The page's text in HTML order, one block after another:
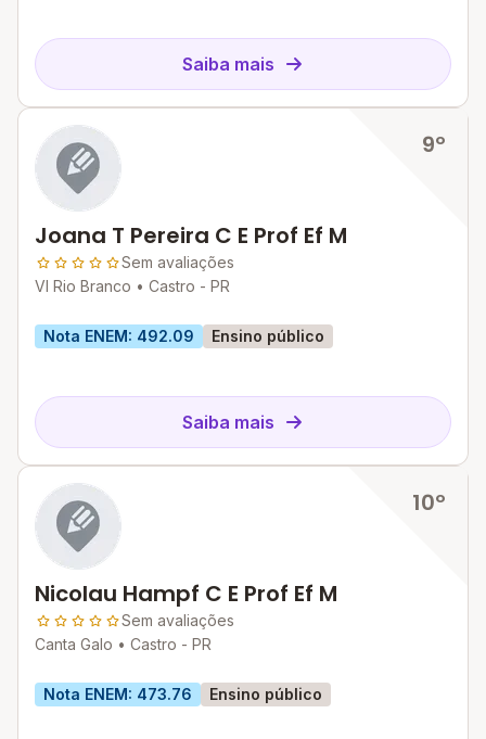
Saiba mais
9º
Joana T Pereira C E Prof Ef M
Sem avaliações
Vl Rio Branco • Castro - PR
Nota ENEM: 492.09 Ensino público
Saiba mais
10º
Nicolau Hampf C E Prof Ef M
Sem avaliações
Canta Galo • Castro - PR
Nota ENEM: 473.76 Ensino público